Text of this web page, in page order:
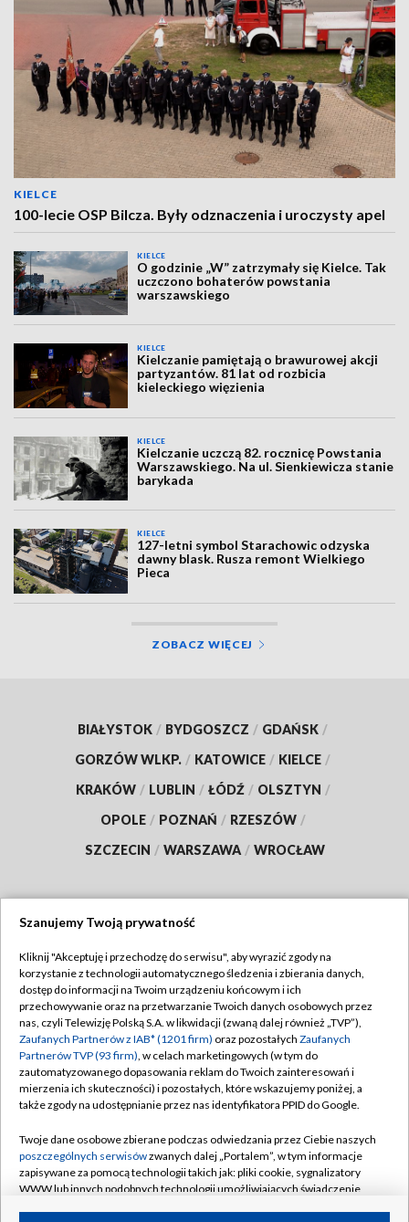
KIELCE
100-lecie OSP Bilcza. Były odznaczenia i uroczysty apel
KIELCE
O godzinie „W” zatrzymały się Kielce. Tak
uczczono bohaterów powstania
warszawskiego
KIELCE
Kielczanie pamiętają o brawurowej akcji
partyzantów. 81 lat od rozbicia
kieleckiego więzienia
KIELCE
Kielczanie uczczą 82. rocznicę Powstania
Warszawskiego. Na ul. Sienkiewicza stanie
barykada
KIELCE
127-letni symbol Starachowic odzyska
dawny blask. Rusza remont Wielkiego
Pieca
ZOBACZ WIĘCEJ
BIAŁYSTOK / BYDGOSZCZ / GDAŃSK /
GORZÓW WLKP. / KATOWICE / KIELCE /
KRAKÓW / LUBLIN / ŁÓDŹ / OLSZTYN /
OPOLE / POZNAŃ / RZESZÓW /
SZCZECIN / WARSZAWA / WROCŁAW
TVP
Abonament TVP
Emisja w TVP
Centrum informacji TVP
Naziemna Telewizja Cyfrowa
Rada Programowa
System NOS
Informacje o nadawcy
Regulamin TVP
Polityka prywatności
Moje zgody
Pomoc
Kontakt
Kanały
Szanujemy Twoją prywatność
Kliknij "Akceptuję i przechodzę do serwisu", aby wyrazić zgody na
korzystanie z technologii automatycznego śledzenia i zbierania danych,
dostęp do informacji na Twoim urządzeniu końcowym i ich
przechowywanie oraz na przetwarzanie Twoich danych osobowych przez
nas, czyli Telewizję Polską S.A. w likwidacji (zwaną dalej również „TVP”),
Zaufanych Partnerów z IAB* (1201 firm) oraz pozostałych Zaufanych
Partnerów TVP (93 firm), w celach marketingowych (w tym do
zautomatyzowanego dopasowania reklam do Twoich zainteresowań i
mierzenia ich skuteczności) i pozostałych, które wskazujemy poniżej, a
także zgody na udostępnianie przez nas identyfikatora PPID do Google.
Twoje dane osobowe zbierane podczas odwiedzania przez Ciebie naszych
poszczególnych serwisówzwanych dalej „Portalem”, w tym informacje
zapisywane za pomocą technologii takich jak: pliki cookie, sygnalizatory
WWW lub innych podobnych technologii umożliwiających świadczenie